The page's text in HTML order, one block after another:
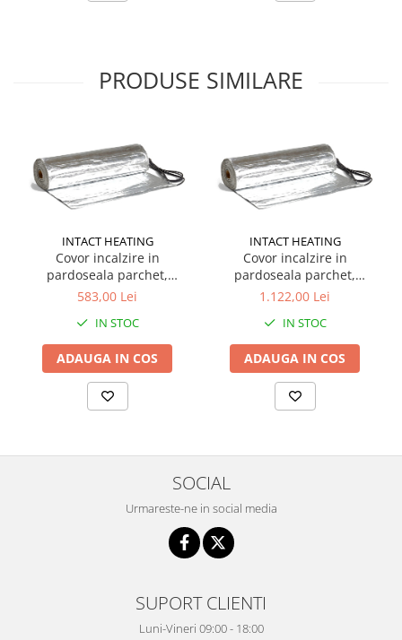
PRODUSE SIMILARE
INTACT HEATING
Covor incalzire in
pardoseala parchet,
mocheta 750W - 5.0m2
583,00 Lei
IN STOC
ADAUGA IN COS
INTACT HEATING
Covor incalzire in
pardoseala parchet,
mocheta 1500W - 10.0m2
1.122,00 Lei
IN STOC
ADAUGA IN COS
SOCIAL
Urmareste-ne in social media
SUPORT CLIENTI
Luni-Vineri 09:00 - 18:00